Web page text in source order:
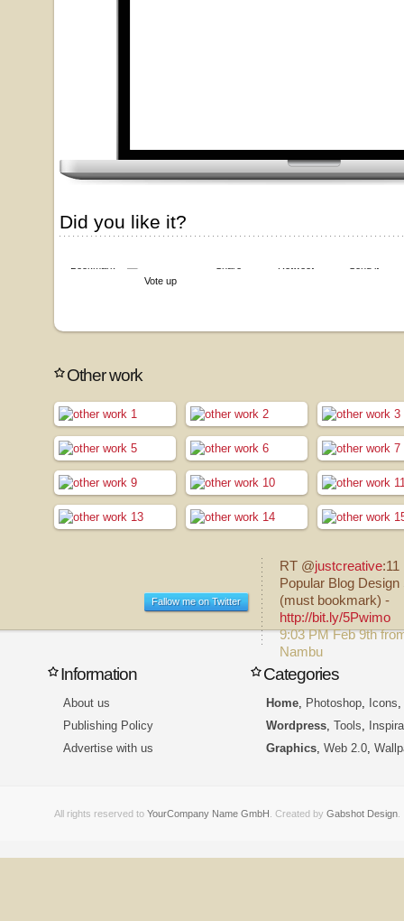
Did you like it?
Vote up
Other work
Fallow me on Twitter
RT @justcreative:11
Popular Blog Design
(must bookmark) -
http://bit.ly/5Pwimo
9:03 PM Feb 9th
Nambu
Information
About us
Publishing Policy
Advertise with us
Categories
Home Photoshop Icons
Wordpress Tools
Graphics Web 2.0
All rights reserved to YourCompany Name GmbH . Created by Gabshot Design